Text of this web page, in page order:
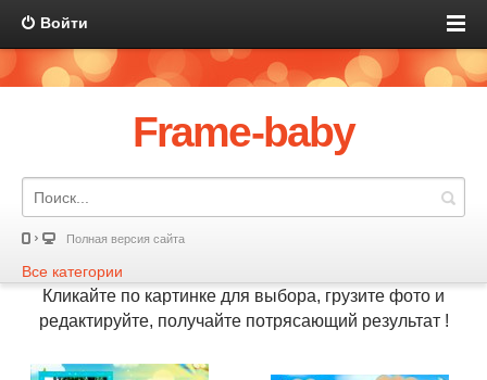
Войти
Frame-baby
Полная версия сайта
Все категории
Кликайте по картинке для выбора, грузите фото и
редактируйте, получайте потрясающий результат !